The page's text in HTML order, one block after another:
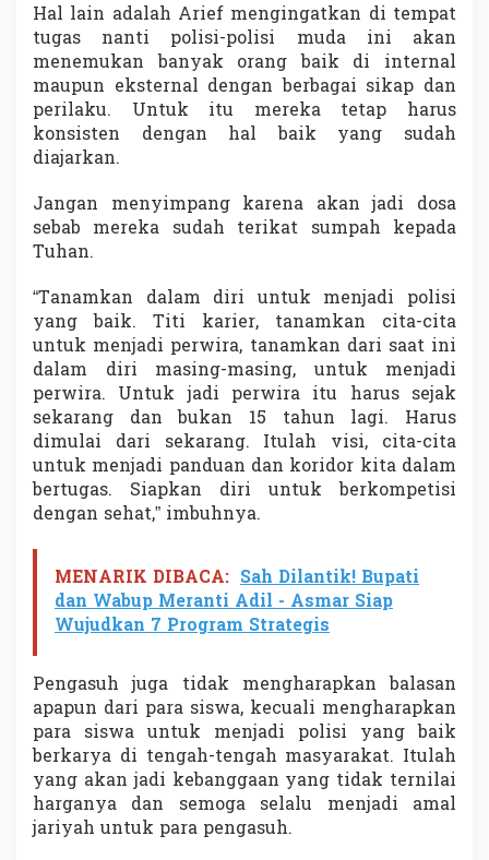
Hal lain adalah Arief mengingatkan di tempat
tugas nanti polisi-polisi muda ini akan
menemukan banyak orang baik di internal
maupun eksternal dengan berbagai sikap dan
perilaku. Untuk itu mereka tetap harus
konsisten dengan hal baik yang sudah
diajarkan.
Jangan menyimpang karena akan jadi dosa
sebab mereka sudah terikat sumpah kepada
Tuhan.
“Tanamkan dalam diri untuk menjadi polisi
yang baik. Titi karier, tanamkan cita-cita
untuk menjadi perwira, tanamkan dari saat ini
dalam diri masing-masing, untuk menjadi
perwira. Untuk jadi perwira itu harus sejak
sekarang dan bukan 15 tahun lagi. Harus
dimulai dari sekarang. Itulah visi, cita-cita
untuk menjadi panduan dan koridor kita dalam
bertugas. Siapkan diri untuk berkompetisi
dengan sehat,” imbuhnya.
MENARIK DIBACA: Sah Dilantik! Bupati
dan Wabup Meranti Adil - Asmar Siap
Wujudkan 7 Program Strategis
Pengasuh juga tidak mengharapkan balasan
apapun dari para siswa, kecuali mengharapkan
para siswa untuk menjadi polisi yang baik
berkarya di tengah-tengah masyarakat. Itulah
yang akan jadi kebanggaan yang tidak ternilai
harganya dan semoga selalu menjadi amal
jariyah untuk para pengasuh.